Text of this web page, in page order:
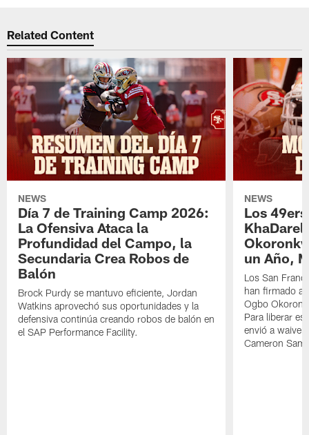
Related Content
NEWS
Día 7 de Training Camp 2026:
La Ofensiva Ataca la
Profundidad del Campo, la
Secundaria Crea Robos de
Balón
Brock Purdy se mantuvo eficiente, Jordan
Watkins aprovechó sus oportunidades y la
defensiva continúa creando robos de balón en
el SAP Performance Facility.
NEWS
Los
KhaDarel
un Año,
Los San
han firmado a
Ogbo
Para liberar
envió a
Cameron